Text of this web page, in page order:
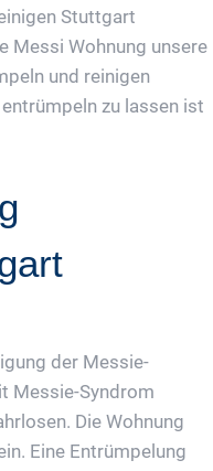
Stuttgart
Messi Wohnung unsere
und reinigen
zu lassen ist
der Messie-
Messie-Syndrom
Die Wohnung
Eine Entrümpelung